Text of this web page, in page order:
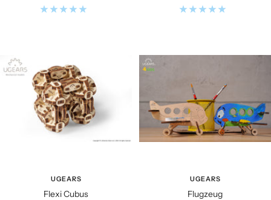
UGEARS
Flexi Cubus
UGEARS
Flugzeug